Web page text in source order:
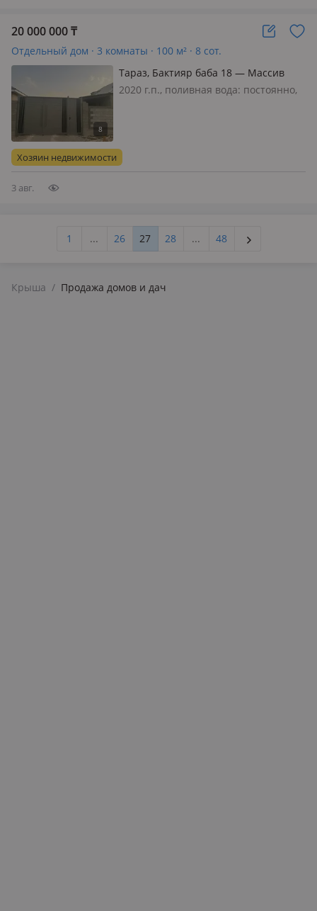
20 000 000₸
Отдельный дом · 3 комнаты · 100 м² · 8 сот.
Тараз, Бактияр баба 18 — Массив
дальний Карасу 213
2020 г.п., поливная вода: постоянно,
Хозяин недвижимости
3 авг.
1 ... 26 27 28 ... 48
Крыша / Продажа домов и дач